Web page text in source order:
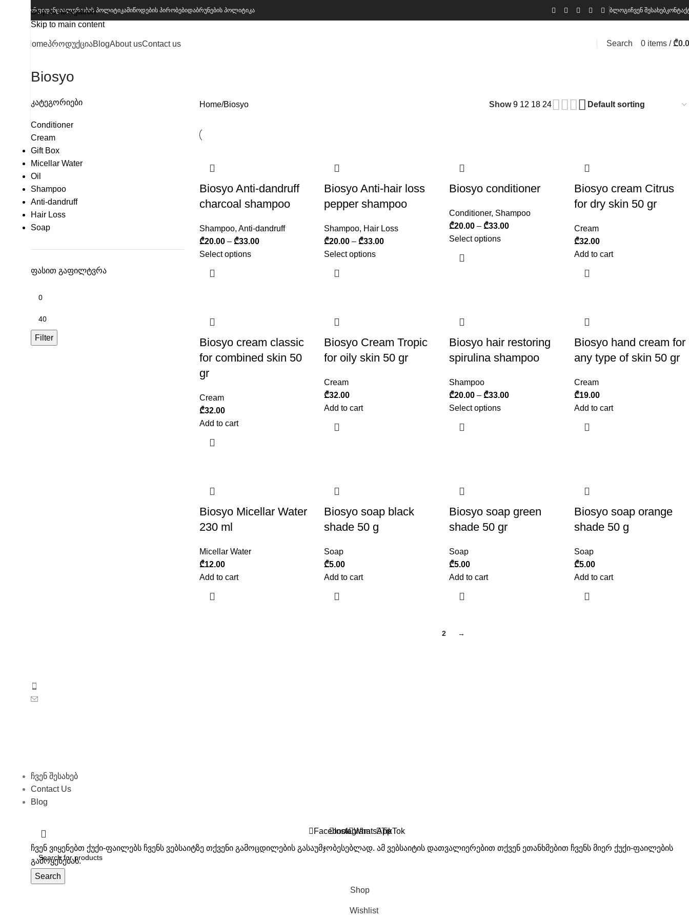
Skip to navigation
Skip to main content
კონფიდენციალურობის პოლიტიკამიწოდების პირობებიდაბრუნების პოლიტიკა ბლოგიჩვენ შესახებ
HomeპროდუქციაBlogAbout usContact us Search 0 items / ₾
Biosyo
კატეგორიები
Conditioner
Cream
Gift Box
Micellar Water
Oil
Shampoo
Anti-dandruff
Hair Loss
Soap
ფასით გაფილტვრა
Filter
Home Biosyo Show9 12 18 24
Biosyo Anti-dandruff
charcoal shampoo
Shampoo, Anti-dandruff
₾20.00 – ₾33.00
Select options
Biosyo Anti-hair loss
pepper shampoo
Shampoo, Hair Loss
₾20.00 – ₾33.00
Select options
Biosyo conditioner
Conditioner, Shampoo
₾20.00 – ₾33.00
Select options
Biosyo cream Citrus
for dry skin 50 gr
Cream
₾32.00
Add to cart
Biosyo cream classic
for combined skin 50
gr
Cream
₾32.00
Add to cart
Biosyo Cream Tropic
for oily skin 50 gr
Cream
₾32.00
Add to cart
Biosyo hair restoring
spirulina shampoo
Shampoo
₾20.00 – ₾33.00
Select options
Biosyo hand cream for
any type of skin 50 gr
Cream
₾19.00
Add to cart
Biosyo Micellar Water
230 ml
Micellar Water
₾12.00
Add to cart
Biosyo soap black
shade 50 g
Soap
₾5.00
Add to cart
Biosyo soap green
shade 50 gr
Soap
₾5.00
Add to cart
Biosyo soap orange
shade 50 g
Soap
₾5.00
Add to cart
2 →
ჩვენ შესახებ
Contact Us
Blog
Search
FacebookInstagramWhatsAppTikTok
ჩვენ ვიყენებთ ქუქი-ფაილებს ჩვენს ვებსაიტზე თქვენი გამოცდილების გასაუმჯობესებლად. ამ ვებსაიტის დათვალიერებით თქვენ ეთანხმებით ჩვენს მიერ ქუქი-ფაილების
გამოყენებას.
Accept
Shop
Wishlist